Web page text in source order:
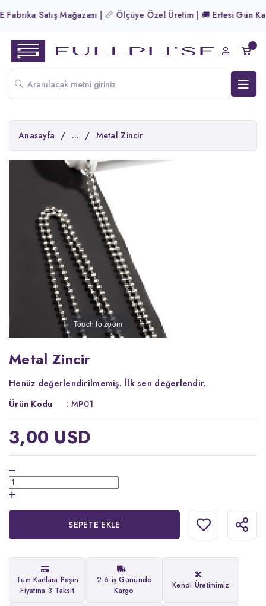
Fabrika Satış Mağazası | 📏 Ölçüye Özel Üretim | 🚚 Ertesi Gün
Anasayfa / ... / Metal Zincir
Touch to zoom
Metal Zincir
Henüz değerlendirilmemiş. İlk sen değerlendir.
Ürün Kodu
: MP01
3,00 USD
SEPETE EKLE
Tüm Kartlara Peşin
Fiyatına 3 Taksit
2-6 iş Gününde
Kargo
Kendi Üretimimiz